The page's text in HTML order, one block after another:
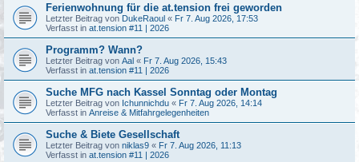
Ferienwohnung für die at.tension frei geworden
Letzter Beitrag von DukeRaoul « Fr 7. Aug 2026, 17:53
Verfasst in at.tension #11 | 2026
Programm? Wann?
Letzter Beitrag von Aal « Fr 7. Aug 2026, 15:43
Verfasst in at.tension #11 | 2026
Suche MFG nach Kassel Sonntag oder Montag
Letzter Beitrag von Ichunnichdu « Fr 7. Aug 2026, 14:14
Verfasst in Anreise & Mitfahrgelegenheiten
Suche & Biete Gesellschaft
Letzter Beitrag von niklas9 « Fr 7. Aug 2026, 11:13
Verfasst in at.tension #11 | 2026